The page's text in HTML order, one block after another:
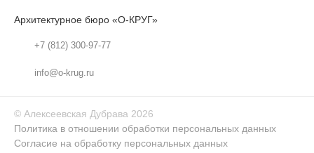
Архитектурное бюро «О-КРУГ»
+7 (812) 300-97-77
info@o-krug.ru
© Алексеевская Дубрава 2026
Политика в отношении обработки персональных данных
Согласие на обработку персональных данных